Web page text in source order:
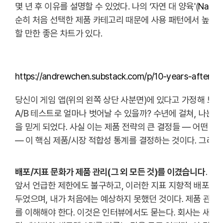
몇 년 후 이유를 설명할 수 있었다. 나의 ‘자연 대 양육'(
순히 처음 선택한 제품 카테고리 때문에 사용 패턴에서 높은
할 만한 좋은 차트가 있다.
https://andrewchen.substack.com/p/10-years-after-
당신이 게임 앱(위의 왼쪽 상단 사분면)에 있다고 가정해 보
A/B 테스트로 얼마나 벗어날 수 있을까? 수년에 걸쳐, 나는
을 믿게 되었다. 사실 이는 제품 전략의 큰 결정들 — 어떤 카
— 이 핵심 제품/시장 적합성 통계를 결정하는 것이다. 그리
배포/지표 문화가 제품 관리(그 외 모든 것)를 이겼습니다.
앞서 언급한 제한에도 불구하고, 이러한 지표 지향적 배포
두었으며, 내가 처음에는 예상하지 못했던 것이다. 제품 관
를 이해해야 한다. 이것은 인터뷰에서도 묻는다. 회사는 새